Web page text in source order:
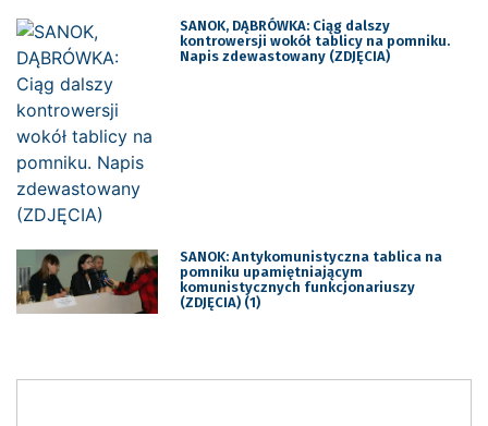
SANOK, DĄBRÓWKA: Ciąg dalszy
kontrowersji wokół tablicy na pomniku.
Napis zdewastowany (ZDJĘCIA)
SANOK: Antykomunistyczna tablica na
pomniku upamiętniającym
komunistycznych funkcjonariuszy
(ZDJĘCIA) (1)